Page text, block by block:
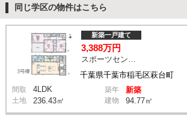
同じ学区の物件はこちら
千葉県千葉市稲毛区萩台町
新築一戸建て
3,388万円
スポーツセンター駅 徒歩11分
間取 4LDK 築年 新築
土地 236.43㎡ 建物 94.77㎡